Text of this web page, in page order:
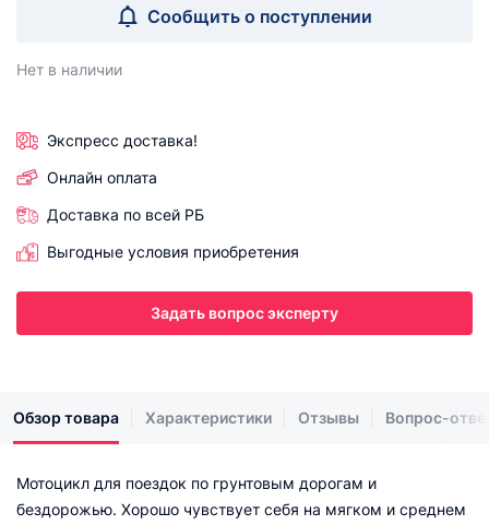
Сообщить о поступлении
Нет в наличии
Экспресс доставка!
Онлайн оплата
Доставка по всей РБ
Выгодные условия приобретения
Задать вопрос эксперту
Обзор товара Характеристики Отзывы Вопрос-
Мотоцикл для поездок по грунтовым дорогам и
бездорожью. Хорошо чувствует себя на мягком и среднем